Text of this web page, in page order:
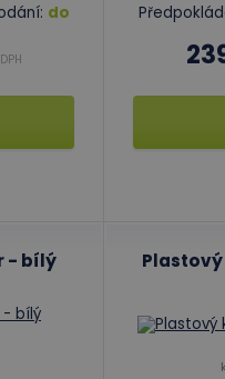
do
- bílý
- což je
Tento soubor
požadavku
o tom, jak
koncový